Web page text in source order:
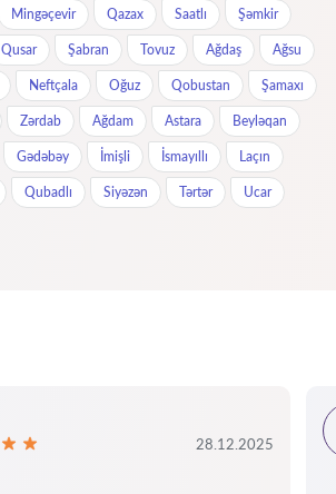
Mingəçevir Qazax Saatlı Şəmkir
Qusar Şabran Tovuz Ağdaş Ağsu
Neftçala Oğuz Qobustan Şamaxı
Zərdab Ağdam Astara Beyləqan
Gədəbəy İmişli İsmayıllı Laçın
Qubadlı Siyəzən Tərtər Ucar
28.12.2025